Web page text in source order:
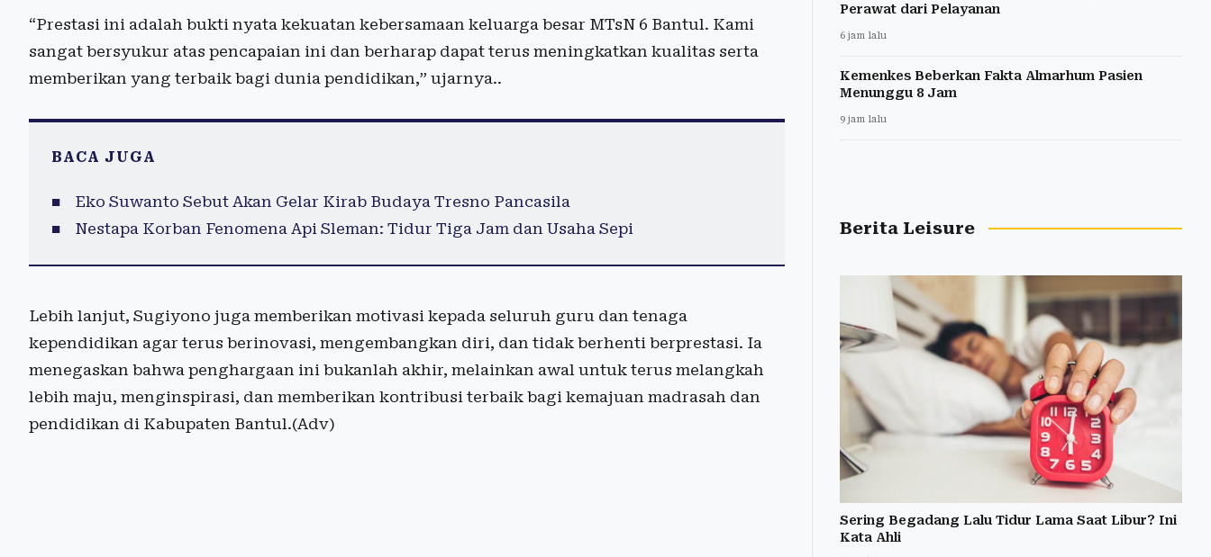
“Prestasi ini adalah bukti nyata kekuatan kebersamaan keluarga besar MTsN 6 Bantul. Kami
sangat bersyukur atas pencapaian ini dan berharap dapat terus meningkatkan kualitas serta
memberikan yang terbaik bagi dunia pendidikan,” ujarnya..
BACA JUGA
Eko Suwanto Sebut Akan Gelar Kirab Budaya Tresno Pancasila
Nestapa Korban Fenomena Api Sleman: Tidur Tiga Jam dan Usaha Sepi
Lebih lanjut, Sugiyono juga memberikan motivasi kepada seluruh guru dan tenaga
kependidikan agar terus berinovasi, mengembangkan diri, dan tidak berhenti berprestasi. Ia
menegaskan bahwa penghargaan ini bukanlah akhir, melainkan awal untuk terus melangkah
lebih maju, menginspirasi, dan memberikan kontribusi terbaik bagi kemajuan madrasah dan
pendidikan di Kabupaten Bantul.(Adv)
Perawat dari Pelayanan
6 jam lalu
Kemenkes Beberkan Fakta Almarhum Pasien
Menunggu 8 Jam
9 jam lalu
Berita Leisure
Sering Begadang Lalu Tidur Lama Saat Libur? Ini
Kata Ahli